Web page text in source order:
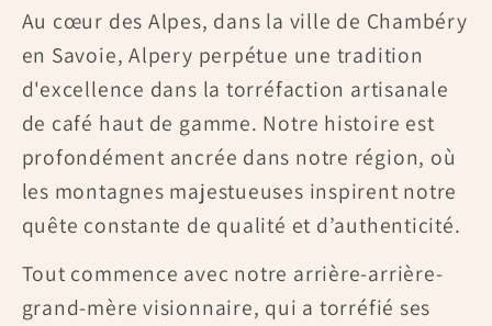
Au cœur des Alpes, dans la ville de Chambéry
en Savoie, Alpery perpétue une tradition
d'excellence dans la torréfaction artisanale
de café haut de gamme. Notre histoire est
profondément ancrée dans notre région, où
les montagnes majestueuses inspirent notre
quête constante de qualité et d’authenticité.
Tout commence avec notre arrière-arrière-
grand-mère visionnaire, qui a torréfié ses